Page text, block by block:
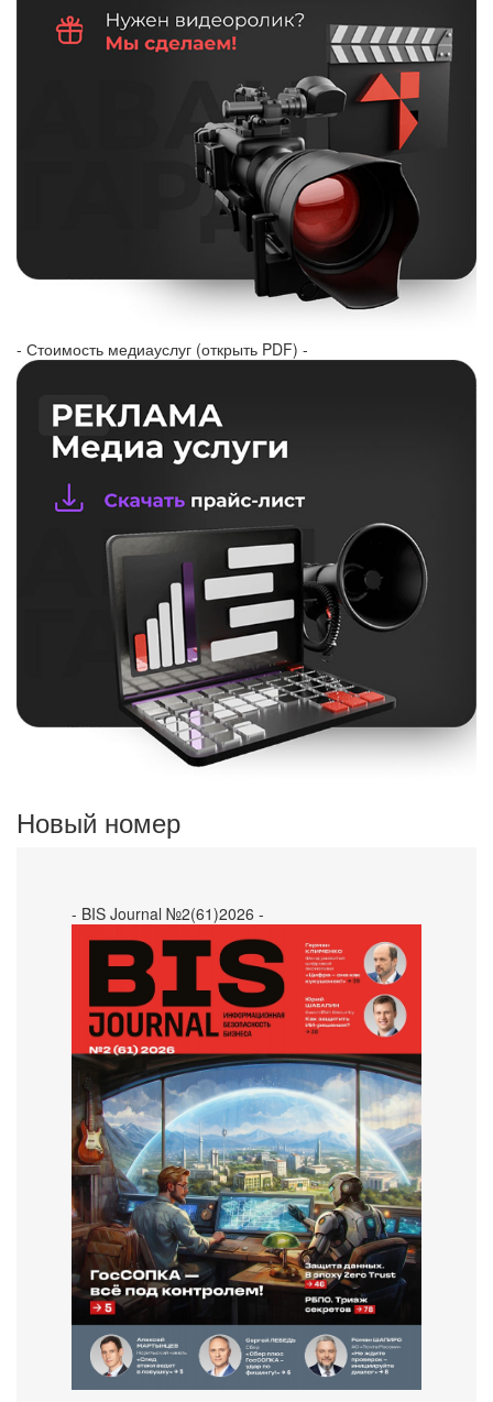
- Стоимость медиауслуг (открыть PDF) -
Новый номер
- BIS Journal №2(61)2026 -